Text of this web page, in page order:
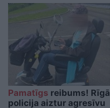
Pamatīgs reibums! Rīgā
policija aiztur agresīvu